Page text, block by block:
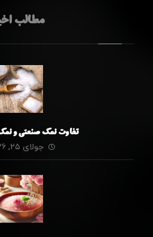
مطالب
تفاوت نمک صنعتی و
جولای ۲۵, ۲۰۲۶